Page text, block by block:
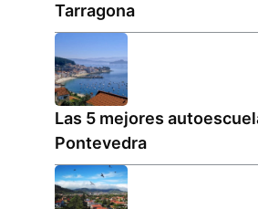
Tarragona
Las 5 mejores
Pontevedra